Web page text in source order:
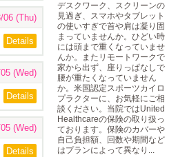
06 (Thu)
Details
(Wed)
Details
(Wed)
Details
デスクワーク、スクリーンの
見過ぎ、スマホやタブレット
の使いすぎで首や肩は凝り固
まっていませんか。ひどい時
には頭まで重くなっていませ
んか。またリモートワークで
家から出ず、座りっぱなしで
腰が重たくなっていません
か。米国認定スポーツカイロ
プラクターに、お気軽にご相
談ください。当院ではUnited
Healthcareの保険の取り扱っ
ております。保険のカバーや
自己負担額、回数や期間など
はプランによって異なり...